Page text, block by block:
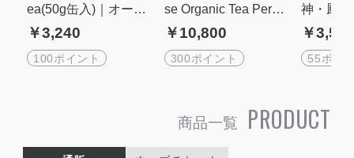
ea(50g缶入)｜オーガ
ニック抹茶入りグリ
ーンティー｜最高の
目醒めを。｜Original
￥3,240
100ポイント
se Organic Tea Perfe
ct Set オーガニック
ティー全6種・オリジ
ナル陶器マグカップ
￥10,800
300ポイント
神・鳳
缶 (空)
OGA
￥
55ポイ
PRODUCT
商品一覧